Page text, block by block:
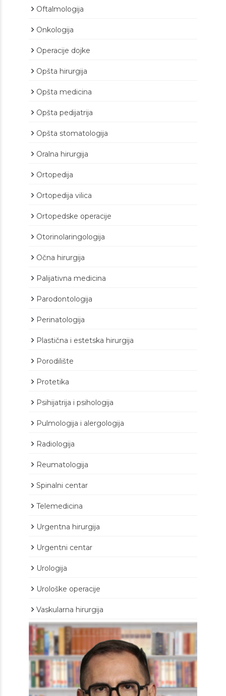
Oftalmologija
Onkologija
Operacije dojke
Opšta hirurgija
Opšta medicina
Opšta pedijatrija
Opšta stomatologija
Oralna hirurgija
Ortopedija
Ortopedija vilica
Ortopedske operacije
Otorinolaringologija
Očna hirurgija
Palijativna medicina
Parodontologija
Perinatologija
Plastična i estetska hirurgija
Porodilište
Protetika
Psihijatrija i psihologija
Pulmologija i alergologija
Radiologija
Reumatologija
Spinalni centar
Telemedicina
Urgentna hirurgija
Urgentni centar
Urologija
Urološke operacije
Vaskularna hirurgija